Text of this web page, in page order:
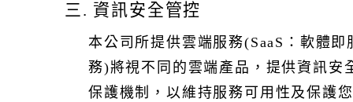
圍，從全面管理控制權到僅限功能性的存取權限，旨在保
護敏感資訊並提升系統操作的安全性。
II. 資訊分級與標示
我們提供靈活配置的資訊分級與標示機制，根據不同業務
需求進行調整，而非採用單一指標化方式實施。根據不同
三. 資訊安全管控
本公司所提供雲端服務(SaaS ：軟體即
務)將視不同的雲端產品，提供資訊安
保護機制
， 以維持服務可用性及保護您